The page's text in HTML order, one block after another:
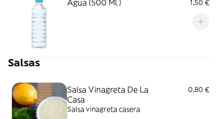
Agua (500 Ml.) 1,50 €
Salsas
Salsa Vinagreta De La
Casa
0,80 €
Salsa vinagreta casera